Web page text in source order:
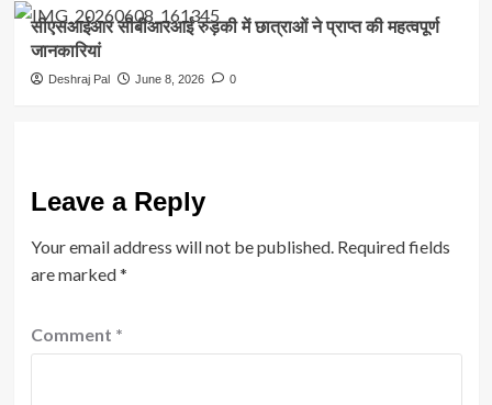
सीएसआईआर सीबीआरआई रुड़की में छात्राओं ने प्राप्त की महत्वपूर्ण
जानकारियां
Deshraj Pal June 8, 2026 0
Leave a Reply
Your email address will not be published. Required fields
are marked*
Comment *